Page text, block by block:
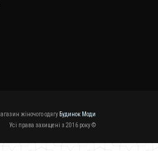
жіночого одягу Будинок Моди
Усі права захищені з 2016 року ©